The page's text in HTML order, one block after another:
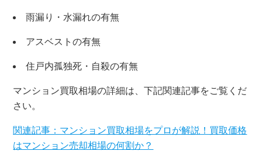
×
10時～18時/水曜日定休
雨漏り・水漏れの有無
アスベストの有無
住戸内孤独死・自殺の有無
マンション買取相場の詳細は、下記関連記事をご覧くだ
さい。
関連記事：マンション買取相場をプロが解説！買取価格
はマンション売却相場の何割か？